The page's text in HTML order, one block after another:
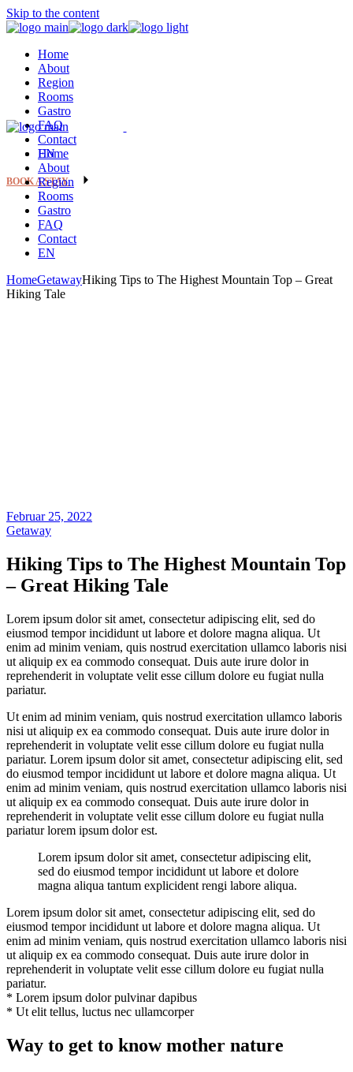
Skip to the content
Home
About
Region
Rooms
Gastro
FAQ
Contact
EN
BOOK A STAY
Home
About
Region
Rooms
Gastro
FAQ
Contact
EN
HomeGetawayHiking Tips to The Highest Mountain Top – Great
Hiking Tale
Februar 25, 2022
Getaway
Hiking Tips to The Highest Mountain Top
– Great Hiking Tale
Lorem ipsum dolor sit amet, consectetur adipiscing elit, sed do
eiusmod tempor incididunt ut labore et dolore magna aliqua. Ut
enim ad minim veniam, quis nostrud exercitation ullamco laboris nisi
ut aliquip ex ea commodo consequat. Duis aute irure dolor in
reprehenderit in voluptate velit esse cillum dolore eu fugiat nulla
pariatur.
Ut enim ad minim veniam, quis nostrud exercitation ullamco laboris
nisi ut aliquip ex ea commodo consequat. Duis aute irure dolor in
reprehenderit in voluptate velit esse cillum dolore eu fugiat nulla
pariatur. Lorem ipsum dolor sit amet, consectetur adipiscing elit, sed
do eiusmod tempor incididunt ut labore et dolore magna aliqua. Ut
enim ad minim veniam, quis nostrud exercitation ullamco laboris nisi
ut aliquip ex ea commodo consequat. Duis aute irure dolor in
reprehenderit in voluptate velit esse cillum dolore eu fugiat nulla
pariatur lorem ipsum dolor est.
Lorem ipsum dolor sit amet, consectetur adipiscing elit,
sed do eiusmod tempor incididunt ut labore et dolore
magna aliqua tantum explicident rengi labore aliqua.
Lorem ipsum dolor sit amet, consectetur adipiscing elit, sed do
eiusmod tempor incididunt ut labore et dolore magna aliqua. Ut
enim ad minim veniam, quis nostrud exercitation ullamco laboris nisi
ut aliquip ex ea commodo consequat. Duis aute irure dolor in
reprehenderit in voluptate velit esse cillum dolore eu fugiat nulla
pariatur.
* Lorem ipsum dolor pulvinar dapibus
* Ut elit tellus, luctus nec ullamcorper
Way to get to know mother nature